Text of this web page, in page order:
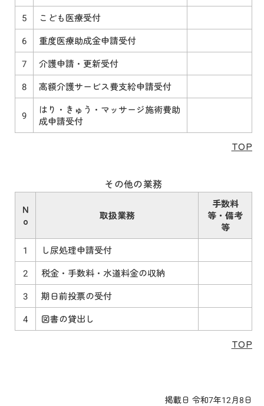
5
こども医療受付
6
重度医療助成金申請受付
7
介護申請・更新受付
8
高額介護サービス費支給申請受付
9
はり・きゅう・マッサージ施術費助
成申請受付
TOP
その他の業務
N
o
取扱業務
手数料
等・備考
等
1
し尿処理申請受付
2
税金・手数料・水道料金の収納
3
期日前投票の受付
4
図書の貸出し
TOP
掲載日 令和7年12月8日